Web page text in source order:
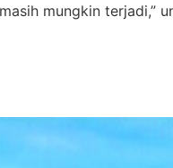
mungkin terjadi,”